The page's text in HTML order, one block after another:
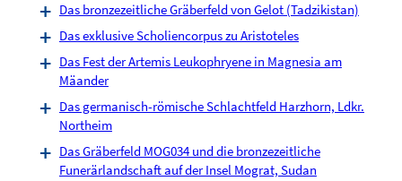
Das bronzezeitliche Gräberfeld von Gelot (Tadzikistan)
Das exklusive Scholiencorpus zu Aristoteles
Das Fest der Artemis Leukophryene in Magnesia am
Mäander
Das germanisch-römische Schlachtfeld Harzhorn, Ldkr.
Northeim
Das Gräberfeld MOG034 und die bronzezeitliche
Funerärlandschaft auf der Insel Mograt, Sudan